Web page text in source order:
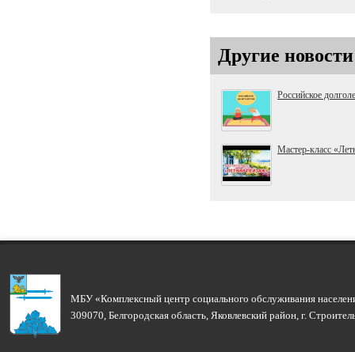
Другие
Российское
Мастер-класс
МБУ «Комплексный центр социального обслуживания
309070, Белгородская область, Яковлевский район, г.